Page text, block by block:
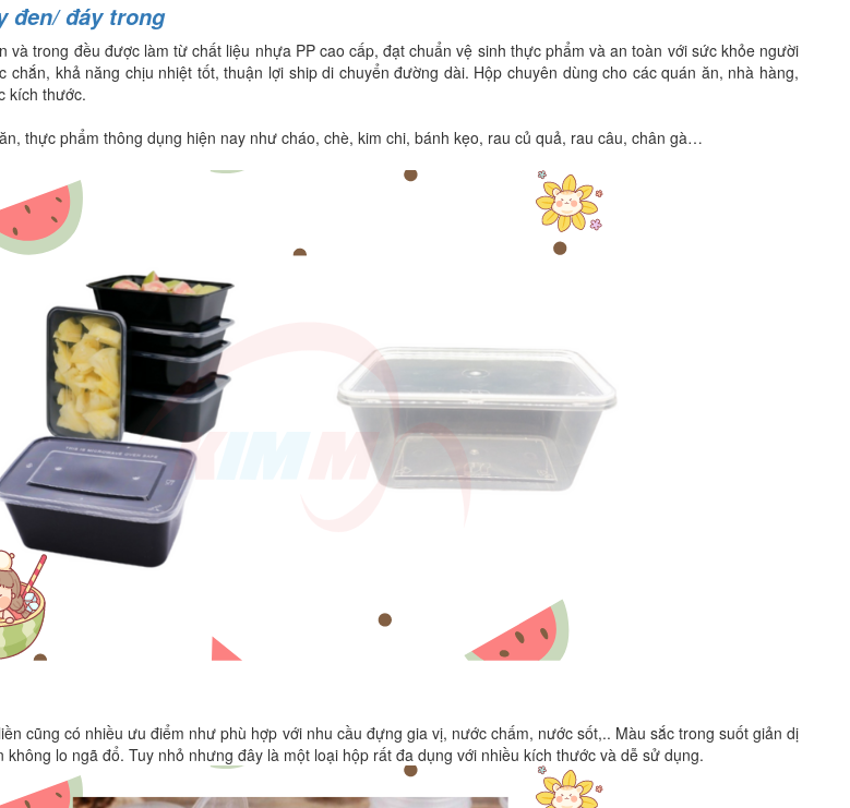
đen/ đáy trong
và trong đều được làm từ chất liệu nhựa PP cao cấp, đạt chuẩn vệ sinh thực phẩm và an toàn với sức khỏe người
chắn, khả năng chịu nhiệt tốt, thuận lợi ship di chuyển đường dài. Hộp chuyên dùng cho các quán ăn, nhà hàng,
kích thước.
thực phẩm thông dụng hiện nay như cháo, chè, kim chi, bánh kẹo, rau củ quả, rau câu, chân gà…
cũng có nhiều ưu điểm như phù hợp với nhu cầu đựng gia vị, nước chấm, nước sốt,.. Màu sắc trong suốt giản dị
không lo ngã đổ. Tuy nhỏ nhưng đây là một loại hộp rất đa dụng với nhiều kích thước và dễ sử dụng.